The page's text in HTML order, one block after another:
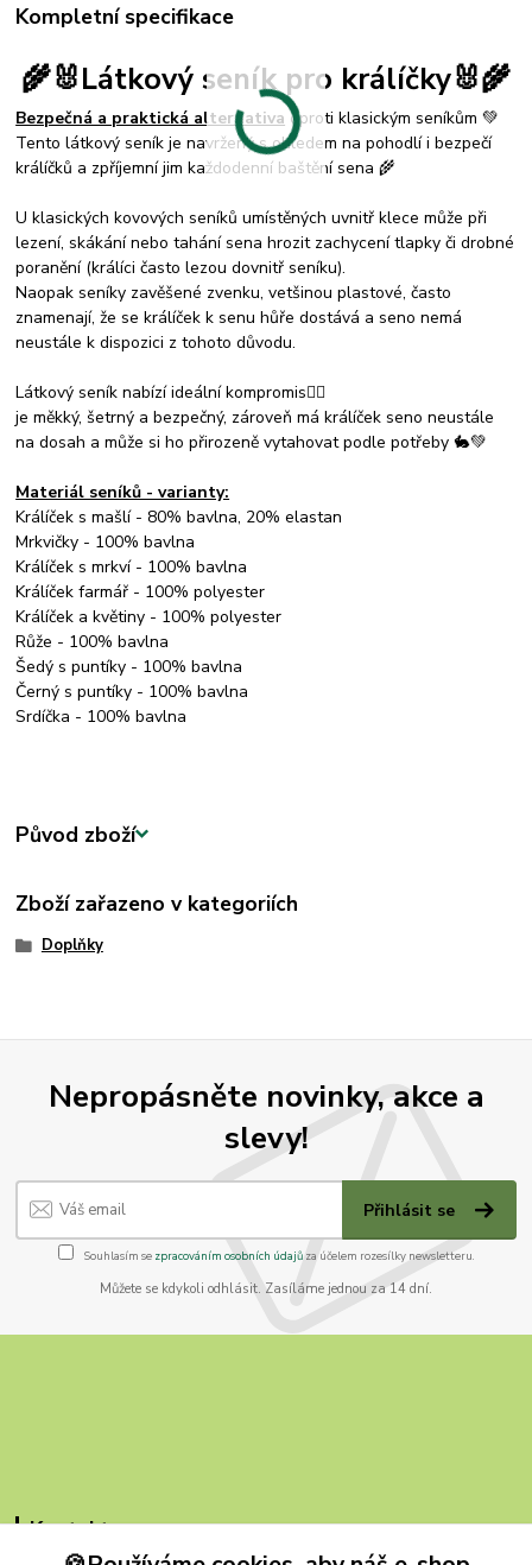
Kompletní specifikace
🌾🐰Látkový seník pro králíčky🐰🌾
Bezpečná a praktická alternativa oproti klasickým seníkům 💚
Tento látkový seník je navržený s ohledem na pohodlí i bezpečí
králíčků a zpříjemní jim každodenní baštění sena 🌾
U klasických kovových seníků umístěných uvnitř klece může při
lezení, skákání nebo tahání sena hrozit zachycení tlapky či drobné
poranění (králíci často lezou dovnitř seníku).
Naopak seníky zavěšené zvenku, vetšinou plastové, často
znamenají, že se králíček k senu hůře dostává a seno nemá
neustále k dispozici z tohoto důvodu.
Látkový seník nabízí ideální kompromis☝🏻
je měkký, šetrný a bezpečný, zároveň má králíček seno neustále
na dosah a může si ho přirozeně vytahovat podle potřeby 🐇💚
Materiál seníků - varianty:
Králíček s mašlí - 80% bavlna, 20% elastan
Mrkvičky - 100% bavlna
Králíček s mrkví - 100% bavlna
Králíček farmář - 100% polyester
Králíček a květiny - 100% polyester
Růže - 100% bavlna
Šedý s puntíky - 100% bavlna
Černý s puntíky - 100% bavlna
Srdíčka - 100% bavlna
Původ zboží
Zboží zařazeno v kategoriích
Doplňky
Nepropásněte novinky, akce a
slevy!
Přihlásit se
Souhlasím se zpracováním osobních údajůza účelem rozesílky newsletteru.
Můžete se kdykoli odhlásit. Zasíláme jednou za 14 dní.
Kontakty